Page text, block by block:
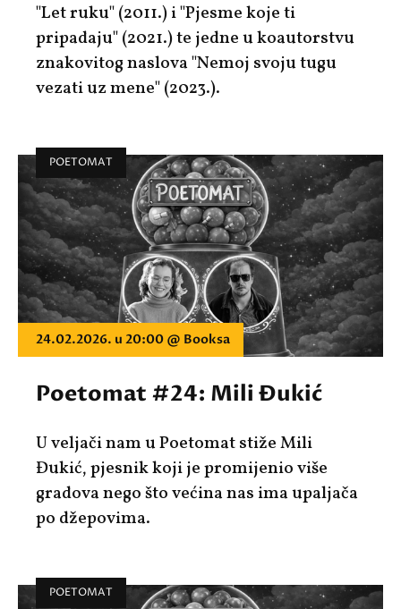
"Let ruku" (2011.) i "Pjesme koje ti
pripadaju" (2021.) te jedne u koautorstvu
znakovitog naslova "Nemoj svoju tugu
vezati uz mene" (2023.).
POETOMAT
24.02.2026. u 20:00 @ Booksa
Poetomat #24: Mili Đukić
U veljači nam u Poetomat stižeMili
Đukić, pjesnik koji je promijenio više
gradova nego što većina nas ima upaljača
po džepovima.
POETOMAT